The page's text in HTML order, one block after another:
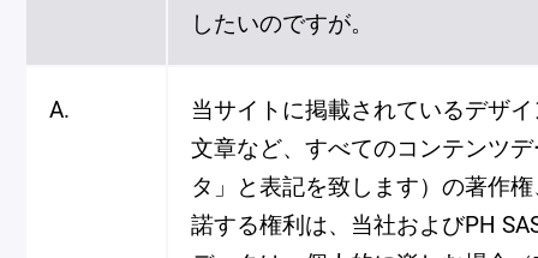
したいのですが。
A.
当サイトに掲載されているデザ
文章など、すべてのコンテンツ
タ」と表記を致します）の著作
諾する権利は、当社およびPH